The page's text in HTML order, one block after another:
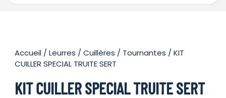
Accueil /Leurres /Cuillères / Tournantes / KIT
CUILLER SPECIAL TRUITE SERT
KIT CUILLER SPECIAL TRUITE SERT